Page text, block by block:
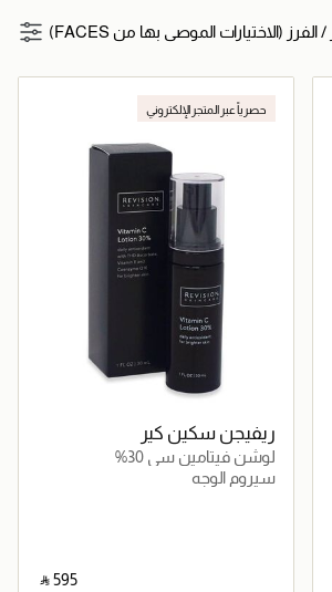
/الفرز (الاختيارات الموصى بها من FACES)
حصرياً عبر المتجر الإلكتروني
ريفيجن سكين كير
لوشن فيتامين سي 30%
سيروم الوجه
‎ ⃁ ⁦595⁩ ‎